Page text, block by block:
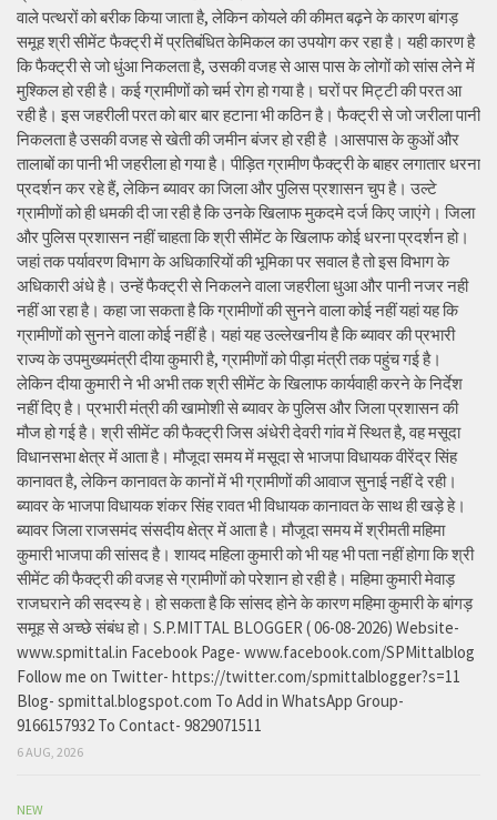
वाले पत्थरों को बरीक किया जाता है, लेकिन कोयले की कीमत बढ़ने के कारण बांगड़
समूह श्री सीमेंट फैक्ट्री में प्रतिबंधित केमिकल का उपयोग कर रहा है। यही कारण है
कि फैक्ट्री से जो धुंआ निकलता है, उसकी वजह से आस पास के लोगों को सांस लेने में
मुश्किल हो रही है। कई ग्रामीणों को चर्म रोग हो गया है। घरों पर मिट्टी की परत आ
रही है। इस जहरीली परत को बार बार हटाना भी कठिन है। फैक्ट्री से जो जरीला पानी
निकलता है उसकी वजह से खेती की जमीन बंजर हो रही है ।आसपास के कुओं और
तालाबों का पानी भी जहरीला हो गया है। पीड़ित ग्रामीण फैक्ट्री के बाहर लगातार धरना
प्रदर्शन कर रहे हैं, लेकिन ब्यावर का जिला और पुलिस प्रशासन चुप है। उल्टे
ग्रामीणों को ही धमकी दी जा रही है कि उनके खिलाफ मुकदमे दर्ज किए जाएंगे। जिला
और पुलिस प्रशासन नहीं चाहता कि श्री सीमेंट के खिलाफ कोई धरना प्रदर्शन हो।
जहां तक पर्यावरण विभाग के अधिकारियों की भूमिका पर सवाल है तो इस विभाग के
अधिकारी अंधे है। उन्हें फैक्ट्री से निकलने वाला जहरीला धुआ और पानी नजर नही
नहीं आ रहा है। कहा जा सकता है कि ग्रामीणों की सुनने वाला कोई नहीं यहां यह कि
ग्रामीणों को सुनने वाला कोई नहीं है। यहां यह उल्लेखनीय है कि ब्यावर की प्रभारी
राज्य के उपमुख्यमंत्री दीया कुमारी है, ग्रामीणों को पीड़ा मंत्री तक पहुंच गई है।
लेकिन दीया कुमारी ने भी अभी तक श्री सीमेंट के खिलाफ कार्यवाही करने के निर्देश
नहीं दिए है। प्रभारी मंत्री की खामोशी से ब्यावर के पुलिस और जिला प्रशासन की
मौज हो गई है। श्री सीमेंट की फैक्ट्री जिस अंधेरी देवरी गांव में स्थित है, वह मसूदा
विधानसभा क्षेत्र में आता है। मौजूदा समय में मसूदा से भाजपा विधायक वीरेंद्र सिंह
कानावत है, लेकिन कानावत के कानों में भी ग्रामीणों की आवाज सुनाई नहीं दे रही।
ब्यावर के भाजपा विधायक शंकर सिंह रावत भी विधायक कानावत के साथ ही खड़े हे।
ब्यावर जिला राजसमंद संसदीय क्षेत्र में आता है। मौजूदा समय में श्रीमती महिमा
कुमारी भाजपा की सांसद है। शायद महिला कुमारी को भी यह भी पता नहीं होगा कि श्री
सीमेंट की फैक्ट्री की वजह से ग्रामीणों को परेशान हो रही है। महिमा कुमारी मेवाड़
राजघराने की सदस्य हे। हो सकता है कि सांसद होने के कारण महिमा कुमारी के बांगड़
समूह से अच्छे संबंध हो। S.P.MITTAL BLOGGER ( 06-08-2026) Website-
www.spmittal.in Facebook Page- www.facebook.com/SPMittalblog
Follow me on Twitter- https://twitter.com/spmittalblogger?s=11
Blog- spmittal.blogspot.com To Add in WhatsApp Group-
9166157932 To Contact- 9829071511
6 AUG, 2026
NEW